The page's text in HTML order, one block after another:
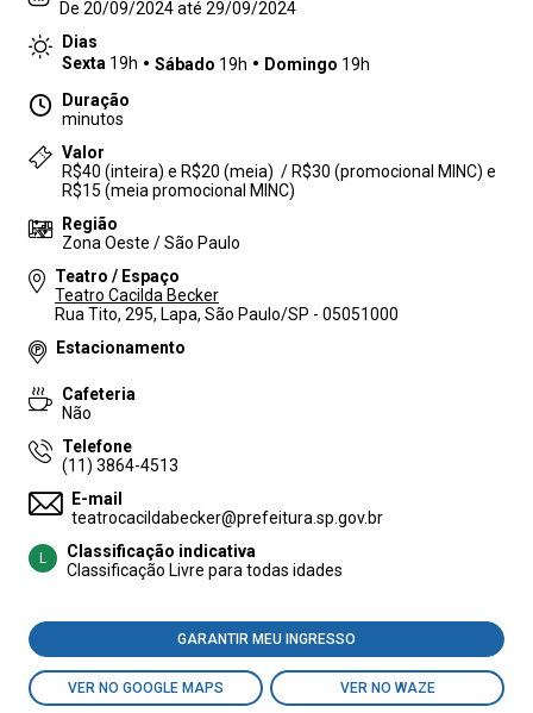
De 20/09/2024 até 29/09/2024
Dias
Sexta 19h Sábado 19h Domingo 19h
Duração
minutos
Valor
R$40 (inteira) e R$20 (meia) / R$30 (promocional MINC) e
R$15 (meia promocional MINC)
Região
Zona Oeste / São Paulo
Teatro / Espaço
Teatro Cacilda Becker
Rua Tito, 295, Lapa, São Paulo/SP - 05051000
Estacionamento
Cafeteria
Não
Telefone
(11) 3864-4513
E-mail
teatrocacildabecker@prefeitura.sp.gov.br
L
Classificação indicativa
Classificação Livre para todas idades
GARANTIR MEU INGRESSO
VER NO GOOGLE MAPS VER NO WAZE